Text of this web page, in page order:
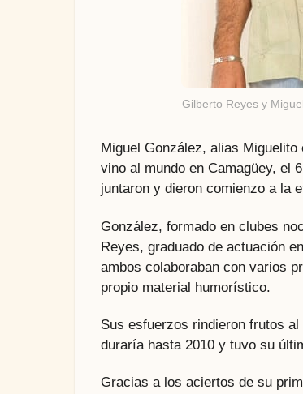
Gilberto Reyes y
Miguel González, alias
vino al mundo en Camagüey, el
juntaron y dieron comienzo a la
González, formado en clubes
Reyes, graduado de actuación
ambos colaboraban con varios
propio material humorístico.
Sus esfuerzos rindieron frutos
duraría hasta 2010 y tuvo su
Gracias a los aciertos de su